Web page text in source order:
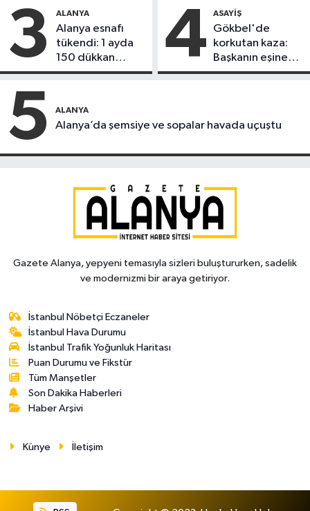
3 ALANYA
Alanya esnafı
tükendi: 1 ayda
150 dükkan
kapandı
4 ASAYIŞ
Gökbel'de
korkutan kaza:
Başkanın eşine
motosiklet çarptı
5 ALANYA
Alanya’da şemsiye ve sopalar havada uçuştu
Gazete Alanya, yepyeni temasıyla sizleri buluştururken, sadelik
ve modernizmi bir araya getiriyor.
İstanbul Nöbetçi Eczaneler
İstanbul Hava Durumu
İstanbul Trafik Yoğunluk Haritası
Puan Durumu ve Fikstür
Tüm Manşetler
Son Dakika Haberleri
Haber Arşivi
Künye İletişim